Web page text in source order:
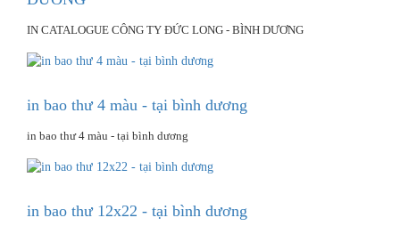
IN CATALOGUE CÔNG TY ĐỨC LONG - BÌNH DƯƠNG
in bao thư 4 màu - tại bình dương
in bao thư 4 màu - tại bình dương
in bao thư 12x22 - tại bình dương